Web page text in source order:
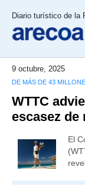
Diario turístico de la
9 octubre, 2025
DE MÁS DE 43
WTTC
escasez de
El